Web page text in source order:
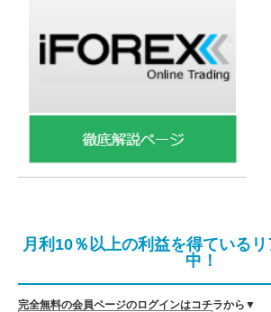
月利10％以上の利益を得ている
中！
完全無料の会員ページのログインはコチラから▼